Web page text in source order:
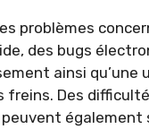
problèmes
des bugs
ainsi qu’une
freins. Des
également